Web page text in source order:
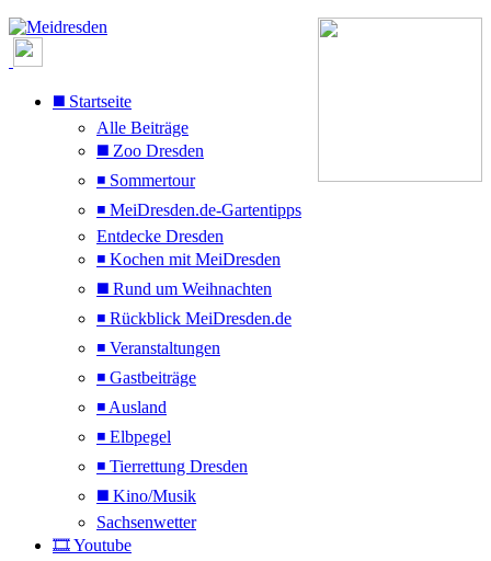
◼️ Startseite
Alle Beiträge
◼️ Zoo Dresden
◾ Sommertour
◾ MeiDresden.de-Gartentipps
Entdecke Dresden
◾ Kochen mit MeiDresden
◼️ Rund um Weihnachten
◾ Rückblick MeiDresden.de
◾ Veranstaltungen
◾ Gastbeiträge
◾ Ausland
◾ Elbpegel
◾ Tierrettung Dresden
◼️ Kino/Musik
Sachsenwetter
🎞️ Youtube